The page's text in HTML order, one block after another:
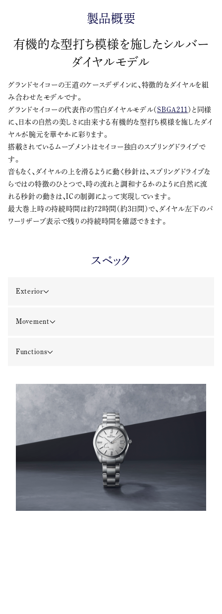
製品概要
有機的な型打ち模様を施したシルバー
ダイヤルモデル
グランドセイコーの王道のケースデザインに、特徴的なダイヤルを組
み合わせたモデルです。
グランドセイコーの代表作の雪白ダイヤルモデル（SBGA211 ）と同様
に、日本の自然の美しさに由来する有機的な型打ち模様を施したダイ
ヤルが腕元を華やかに彩ります。
搭載されているムーブメントはセイコー独自のスプリングドライブで
す。
音もなく、ダイヤルの上を滑るように動く秒針は、スプリングドライブな
らではの特徴のひとつで、時の流れと調和するかのように自然に流
れる秒針の動きは、ICの制御によって実現しています。
最大巻上時の持続時間は約72時間（約3日間）で、ダイヤル左下のパ
ワーリザーブ表示で残りの持続時間を確認できます。
スペック
Exterior
Movement
Functions